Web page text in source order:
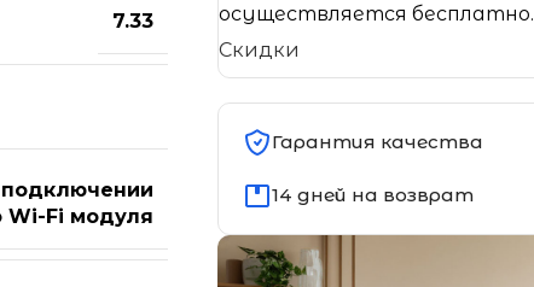
7.33
Wi-Fi модуля
осуществляется бесплатно.
Скидки
Гарантия качества
14 дней на возврат